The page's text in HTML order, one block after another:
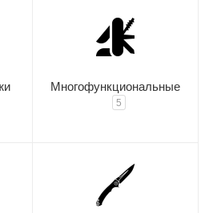
Многофункциональные
5